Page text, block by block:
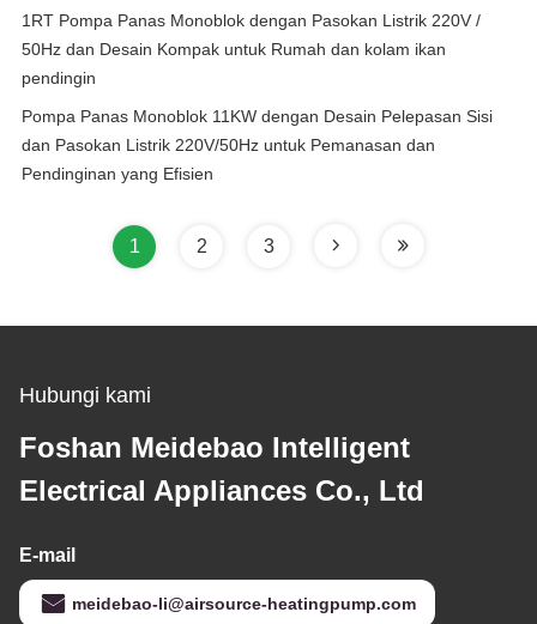
1RT Pompa Panas Monoblok dengan Pasokan Listrik 220V /
50Hz dan Desain Kompak untuk Rumah dan kolam ikan
pendingin
Pompa Panas Monoblok 11KW dengan Desain Pelepasan Sisi
dan Pasokan Listrik 220V/50Hz untuk Pemanasan dan
Pendinginan yang Efisien
1 2 3
Hubungi kami
Foshan Meidebao Intelligent
Electrical Appliances Co., Ltd
E-mail
meidebao-li@airsource-heatingpump.com